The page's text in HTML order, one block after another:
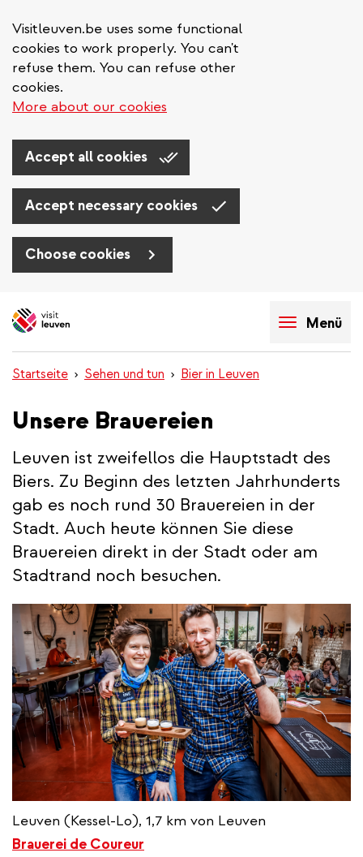
Visitleuven.be uses some functional
cookies to work properly. You can't
refuse them. You can refuse other
cookies.
More about our cookies
Accept all cookies
Accept necessary cookies
Choose cookies
zum
Menü
Startseite Sehen und tun Bier in Leuven
Unsere Brauereien
Leuven ist zweifellos die Hauptstadt des
Biers. Zu Beginn des letzten Jahrhunderts
gab es noch rund 30 Brauereien in der
Stadt. Auch heute können Sie diese
Brauereien direkt in der Stadt oder am
Stadtrand noch besuchen.
Leuven (Kessel-Lo), 1,7 km von Leuven
Brauerei de Coureur